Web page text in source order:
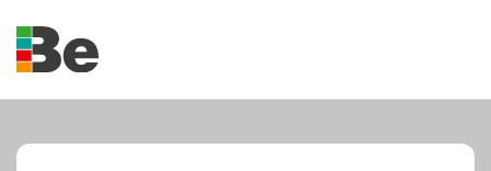
Skip to main content